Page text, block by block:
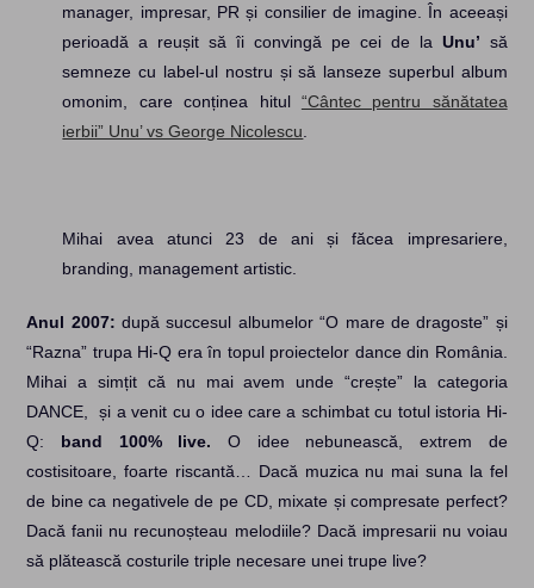
manager, impresar, PR și consilier de imagine. În aceeași
perioadă a reușit să îi convingă pe cei de la Unu’ să
semneze cu label-ul nostru și să lanseze superbul album
omonim, care conținea hitul “Cântec pentru sănătatea
ierbii” Unu’ vs George Nicolescu
Mihai avea atunci 23 de ani și făcea impresariere,
branding, management artistic.
Anul 2007: după succesul albumelor “O mare de dragoste” și
“Razna” trupa Hi-Q era în topul proiectelor dance din România.
Mihai a simțit că nu mai avem unde “crește” la categoria
DANCE, și a venit cu o idee care a schimbat cu totul istoria Hi-
Q: band 100% live. O idee nebunească, extrem de
costisitoare, foarte riscantă… Dacă muzica nu mai suna la fel
de bine ca negativele de pe CD, mixate și compresate perfect?
Dacă fanii nu recunoșteau melodiile? Dacă impresarii nu voiau
să plătească costurile triple necesare unei trupe live?